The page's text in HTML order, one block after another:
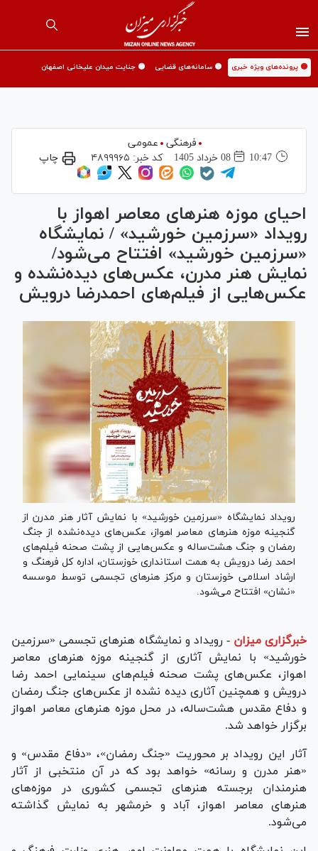
🟡 پرونده‌های ویژه خبری 🟡 سامانه‌های قضایی 🟡 جنایت میدان علیخانی اصفهان
فرهنگی
عمومی
10:47
08 خرداد 1405 کد خبر: ۴۸۹۹۹۶۵ چاپ
احیای موزه هنر‌های معاصر اهواز با
رویداد «سرزمین خورشید» / نمایشگاه
«سرزمین خورشید» افتتاح می‌شود/
نمایش هنر مدرن، عکس‌های دیده‌نشده و
عکس‌هایی از فیلم‌های احمدرضا درویش
رویداد نمایشگاه «سرزمین خورشید» با نمایش آثار هنر مدرن از
گنجینه موزه هنر‌های معاصر اهواز، عکس‌های دیده‌نشده از جنگ
رمضان و جنگ هشت‌ساله و عکس‌هایی از پشت صحنه فیلم‌های
احمد رضا درویش به همت استانداری خوزستان، اداره کل فرهنگ و
ارشاد اسلامی خوزستان و مرکز هنر‌های تجسمی توسط موسسه
«نشان» افتتاح می‌شود.
خبرگزاری میزان - رویداد و نمایشگاه هنر‌های تجسمی «سرزمین
خورشید» با نمایش آثاری از گنجینه موزه هنر‌های معاصر
اهواز، عکس‌های پشت صحنه فیلم‌های سینمایی احمد رضا
درویش و همچنین آثاری دیده نشده از عکس‌های جنگ رمضان
و دفاع مقدس هشت‌ساله، در محل موزه هنر‌های معاصر اهواز
برگزار خواهد شد.
آثار این رویداد بر محوریت «جنگ رمضان»، «دفاع مقدس» و
«هنر مدرن و رسانه» خواهد بود که در آن منتخبی از آثار
هنرمندان برجسته هنر‌های تجسمی کشوری در موزه‌های
هنر‌های معاصر اهواز، آباد و خرمشهر به نمایش گذاشته
می‌شود.